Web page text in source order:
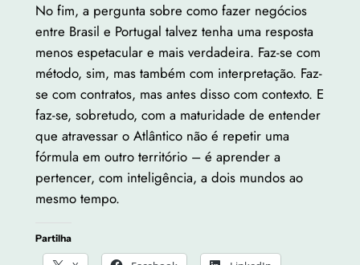
No fim, a pergunta sobre como fazer negócios
entre Brasil e Portugal talvez tenha uma resposta
menos espetacular e mais verdadeira. Faz-se com
método, sim, mas também com interpretação. Faz-
se com contratos, mas antes disso com contexto. E
faz-se, sobretudo, com a maturidade de entender
que atravessar o Atlântico não é repetir uma
fórmula em outro território – é aprender a
pertencer, com inteligência, a dois mundos ao
mesmo tempo.
Partilha